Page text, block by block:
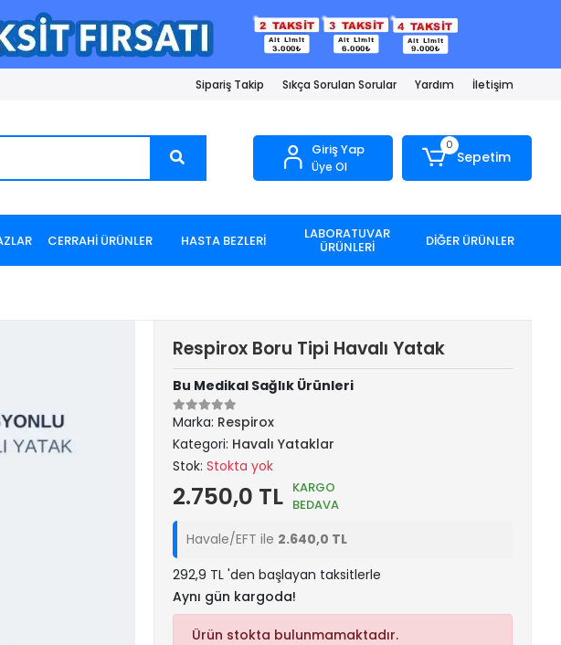
Sipariş Takip Sıkça Sorulan Sorular Yardım İletişim
Giriş Yap
Üye Ol
0
Sepetim
CERRAHİ ÜRÜNLER HASTA BEZLERİ LABORATUVAR
ÜRÜNLERİ DİĞER ÜRÜNLER
Respirox Boru Tipi Havalı Yatak
Bu Medikal Sağlık Ürünleri
Marka: Respirox
Kategori: Havalı Yataklar
Stok:Stokta yok
2.750,0 TL KARGO
BEDAVA
Havale/EFT ile 2.640,0 TL
292,9 TL 'den başlayan taksitlerle
Aynı gün kargoda!
Ürün stokta bulunmamaktadır.